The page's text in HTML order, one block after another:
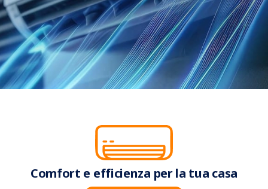
BLOG
CHI SIAMO
Comfort e efficienza per la tua casa